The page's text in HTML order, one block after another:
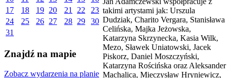
17
18 19 20 21 22
23
24
25 26 27 28 29
30
31
Znajdź na mapie
Zobacz wydarzenia na planie
takimi artystami jak: Urszula
Dudziak, Charito Vergara, Stanisława
Celińska, Majka Jeżowska,
Katarzyna Skrzynecka, Kasia Wilk,
Mezo, Sławek Uniatowski, Jacek
Piskorz, Daniel Moszczyński,
Katarzyna Rościńska oraz Aleksander
Machalica, Mieczysław Hryniewicz,